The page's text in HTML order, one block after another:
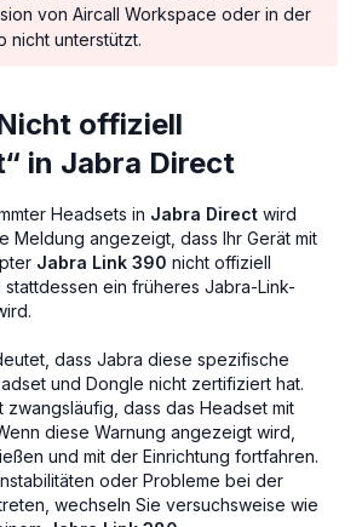
von Aircall Workspace oder in der
nicht unterstützt.
offiziell
in Jabra Direct
Headsets in Jabra Direct wird
Meldung angezeigt, dass Ihr Gerät mit
Jabra Link 390 nicht offiziell
ein früheres Jabra-Link-
dass Jabra diese spezifische
und Dongle nicht zertifiziert hat.
zwangsläufig, dass das Headset mit
diese Warnung angezeigt wird,
und mit der Einrichtung fortfahren.
oder Probleme bei der
wechseln Sie versuchsweise wie